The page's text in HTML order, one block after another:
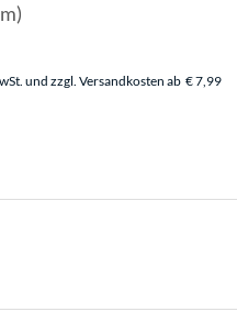
und zzgl. Versandkosten ab € 7,99